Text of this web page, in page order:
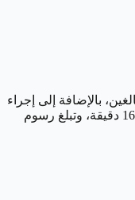
الأطفال والبالغين، بالإضافة إلى إجراء
التحليل النفسي وتقديم الاستشارات الأسرية. يعمل حاليًا في مركز مجمع ميثاق الطبي الواقع في طريق ديراب بالرياض. يبلغ متوسط مدة الانتظار للحصول على موعد مع الدكتور حوالي 16 دقيقة، وتبلغ رسوم